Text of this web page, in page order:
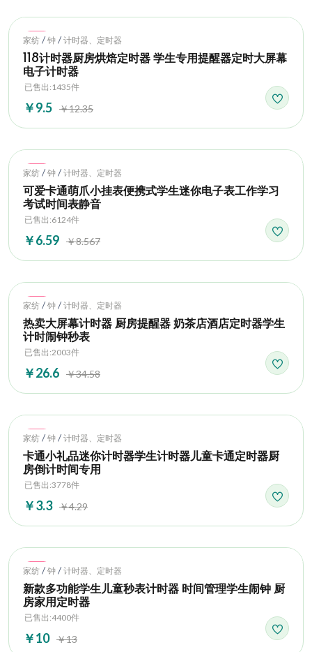
Hot
家纺 / 钟 / 计时器、定时器
118计时器厨房烘焙定时器 学生专用提醒器定时大屏幕
电子计时器
已售出:1435件
￥9.5 ￥12.35
Hot
家纺 / 钟 / 计时器、定时器
可爱卡通萌爪小挂表便携式学生迷你电子表工作学习
考试时间表静音
已售出:6124件
￥6.59 ￥8.567
Hot
家纺 / 钟 / 计时器、定时器
热卖大屏幕计时器 厨房提醒器 奶茶店酒店定时器学生
计时闹钟秒表
已售出:2003件
￥26.6 ￥34.58
Hot
家纺 / 钟 / 计时器、定时器
卡通小礼品迷你计时器学生计时器儿童卡通定时器厨
房倒计时间专用
已售出:3778件
￥3.3 ￥4.29
Hot
家纺 / 钟 / 计时器、定时器
新款多功能学生儿童秒表计时器 时间管理学生闹钟 厨
房家用定时器
已售出:4400件
￥10 ￥13